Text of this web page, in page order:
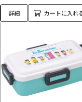
詳細 カートに入れ